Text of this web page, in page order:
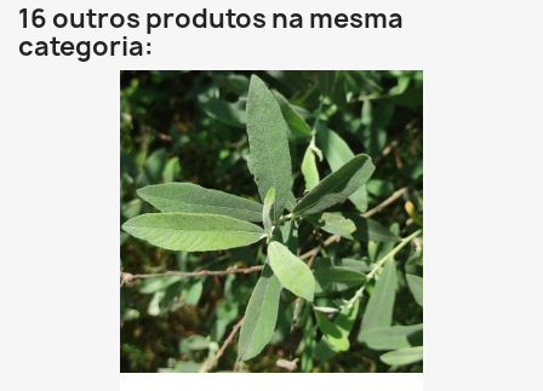
16 outros produtos na mesma
categoria: